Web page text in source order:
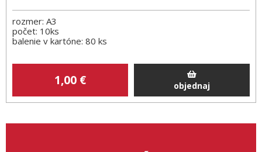
rozmer: A3
počet: 10ks
balenie v kartóne: 80 ks
1,00 € objednaj